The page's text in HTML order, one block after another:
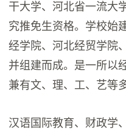
干大学、河北省一流大
究推免生资格。学校始
经学院、河北经贸学院
并组建而成。是一所以
兼有文、理、工、艺等
汉语国际教育、财政学